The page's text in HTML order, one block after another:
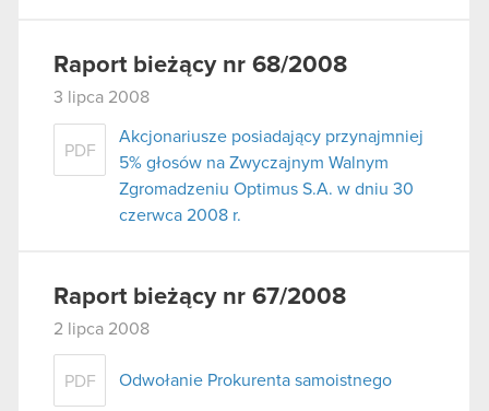
Raport bieżący nr 68/2008
3 lipca 2008
PDF
Akcjonariusze posiadający przynajmniej
5% głosów na Zwyczajnym Walnym
Zgromadzeniu Optimus S.A. w dniu 30
czerwca 2008 r.
Raport bieżący nr 67/2008
2 lipca 2008
PDF Odwołanie Prokurenta samoistnego